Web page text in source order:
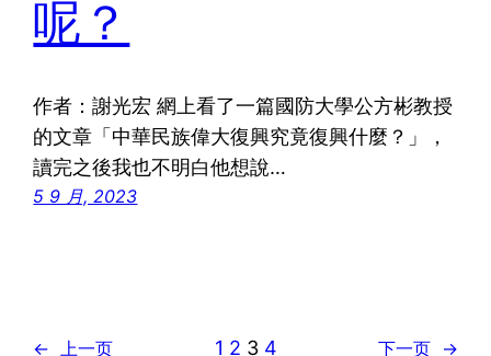
呢？
作者：謝光宏 網上看了一篇國防大學公方彬教授
的文章「中華民族偉大復興究竟復興什麼？」，
讀完之後我也不明白他想說…
5 9 月, 2023
← 上一页 1 2 3 4 下一页 →